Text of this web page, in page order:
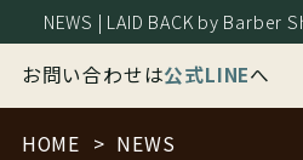
NEWS | LAID BACK by Barber
お問い合わせは公式LINEへ
HOME NEWS